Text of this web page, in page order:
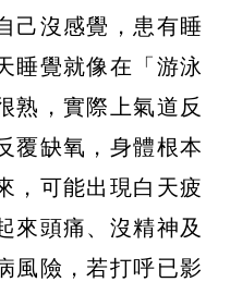
己沒感覺，患有睡
睡覺就像在「游泳
熟，實際上氣道反
覆缺氧，身體根本
，可能出現白天疲
來頭痛、沒精神及
風險，若打呼已影